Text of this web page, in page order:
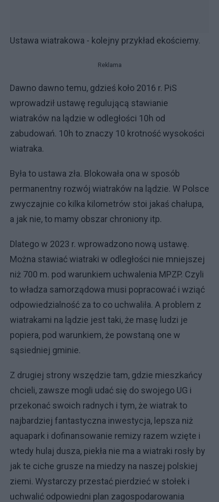
Ustawa wiatrakowa - kolejny przykład ekościemy.
Reklama
Dawno dawno temu, gdzieś koło 2016 r. PiS
wprowadził ustawę regulującą stawianie
wiatraków na lądzie w odległości 10h od
zabudowań. 10h to znaczy 10 krotność wysokości
wiatraka.
Była to ustawa zła. Blokowała ona w sposób
permanentny rozwój wiatraków na lądzie. W Polsce
zwyczajnie co kilka kilometrów stoi jakaś chałupa,
a jak nie, to mamy obszar chroniony itp.
Dlatego w 2023 r. wprowadzono nową ustawę.
Można stawiać wiatraki w odległości nie mniejszej
niż 700 m. pod warunkiem uchwalenia MPZP. Czyli
to władza samorządowa musi popracować i wziąć
odpowiedzialność za to co uchwaliła. A problem z
wiatrakami na lądzie jest taki, że masę ludzi je
popiera, pod warunkiem, że powstaną one w
sąsiedniej gminie.
Z drugiej strony wszędzie tam, gdzie mieszkańcy
chcieli, zawsze mogli udać się do swojego UG i
przekonać swoich radnych i tym, że wiatrak to
najbardziej fantastyczna inwestycja, lepsza niż
aquapark i dofinansowanie remizy razem wzięte i
wtedy hulaj dusza, piekła nie ma a wiatraki rosły by
jak te ciche grusze na miedzy na naszej polskiej
ziemi. Wystarczy przestać pierdzieć w stołek i
uchwalić odpowiedni plan zagospodarowania